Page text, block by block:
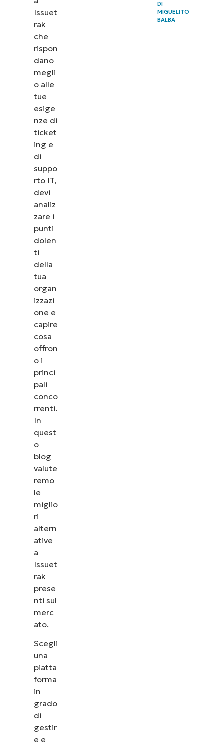
Issuet
rak
che
rispon
dano
megli
o alle
tue
esige
nze di
ticket
ing e
di
suppo
rto IT,
devi
analiz
zare i
punti
dolen
ti
della
tua
organ
izzazi
one e
capire
cosa
offron
o i
princi
pali
conco
rrenti.
In
quest
o
blog
valute
remo
le
miglio
ri
altern
ative
a
Issuet
rak
prese
nti sul
merc
ato.
Scegli
una
piatta
forma
in
grado
di
gestir
e e
DI
MIGUELITO
BALBA